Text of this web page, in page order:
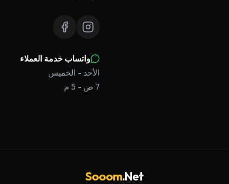
واتساب خدمة العملاء
الأحد - الخميس
7 ص - 5 م
Sooom.Net